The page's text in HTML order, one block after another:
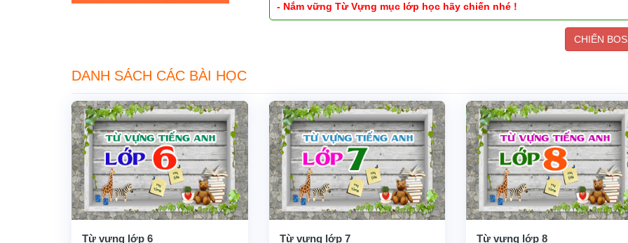
- Nắm vững Từ Vựng mục lớp học hãy chiến nhé !
CHIẾN
DANH SÁCH CÁC BÀI HỌC
Từ vựng lớp 6 Từ vựng lớp 7 Từ vựng lớp 8